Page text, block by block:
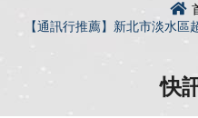
【通訊行推薦】新北市淡水
快